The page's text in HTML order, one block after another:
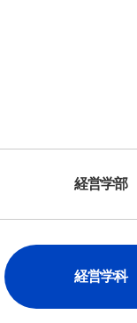
経営学部
経営学科